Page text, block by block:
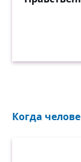
Когда